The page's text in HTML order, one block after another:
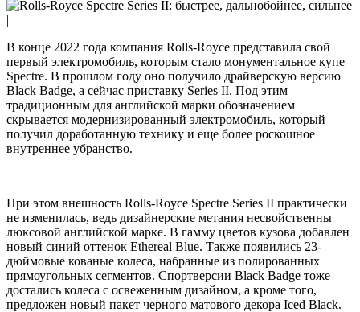
|
В конце 2022 года компания Rolls-Royce представила свой
первый электромобиль, которым стало монументальное купе
Spectre. В прошлом году оно получило драйверскую версию
Black Badge, а сейчас приставку Series II. Под этим
традиционным для английской марки обозначением
скрывается модернизированный электромобиль, который
получил доработанную технику и еще более роскошное
внутреннее убранство.
При этом внешность Rolls-Royce Spectre Series II практически
не изменилась, ведь дизайнерские метания несвойственны
люксовой английской марке. В гамму цветов кузова добавлен
новый синий оттенок Ethereal Blue. Также появились 23-
дюймовые кованые колеса, набранные из полированных
прямоугольных сегментов. Спортверсии Black Badge тоже
достались колеса с освеженным дизайном, а кроме того,
предложен новый пакет черного матового декора Iced Black.